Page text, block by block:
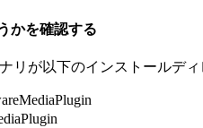
かを確認する
リが以下のインストールディ